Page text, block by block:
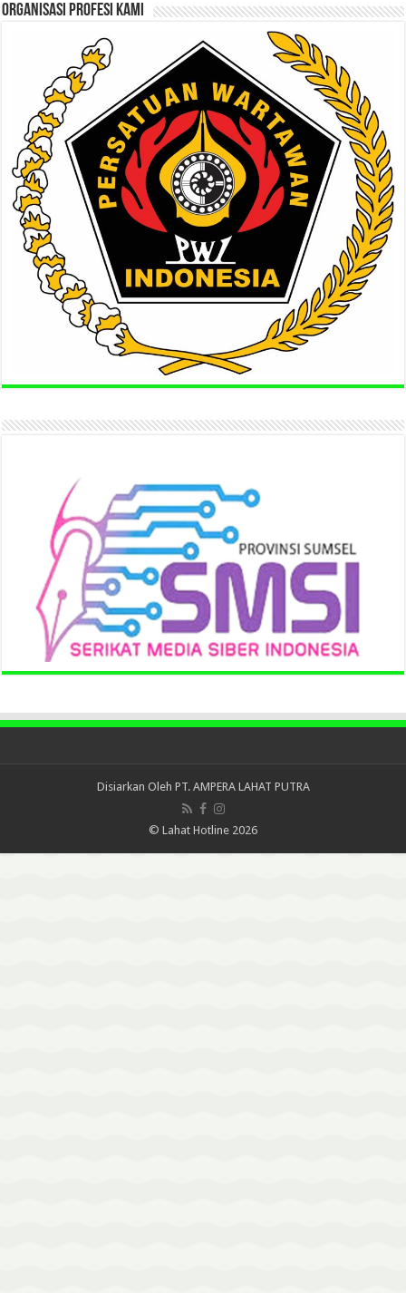
ORGANISASI PROFESI KAMI
Disiarkan Oleh PT. AMPERA LAHAT PUTRA
© Lahat Hotline 2026